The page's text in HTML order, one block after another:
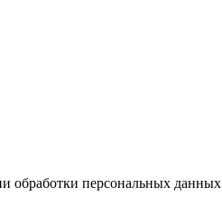
обработки персональных данных